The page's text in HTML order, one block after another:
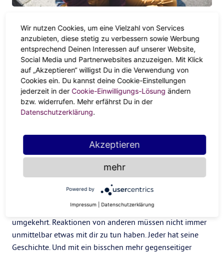
Bleib cool
Deine Lebenszeit ist viel zu kostbar, um sich über
bestimmte Menschen unnötig lange aufzuregen. Eine
gewisse Distanz, vor allem emotional, bringt dich da auf
jeden Fall weiter. Irritierende Verhaltensweisen muss man
nicht persönlich nehmen. Vielleicht kannst du manche
merkwürdigen Kommentare auch mit einer gewissen Prise
Kenne deine Trigger
Jeder hat Schwachstellen. Und die sind nicht immer klar
ersichtlich. Bestimmt gibt es bei dir auch einige Trigger, auf
die du besonders empfindlich reagierst. Sich über Auslöser
klar zu werden, die andere vielleicht gar nicht so gemeint
haben, kann jetzt weiterbringen. Genauso ist es
umgekehrt. Reaktionen von anderen müssen nicht immer
unmittelbar etwas mit dir zu tun haben. Jeder hat seine
Geschichte. Und mit ein bisschen mehr gegenseitiger
Wir nutzen Cookies, um eine Vielzahl von Services
anzubieten, diese stetig zu verbessern sowie Werbung
entsprechend Deinen Interessen auf unserer Website,
Social Media und Partnerwebsites anzuzeigen. Mit Klick
auf „Akzeptieren“ willigst Du in die Verwendung von
Cookies ein. Du kannst deine Cookie-Einstellungen
jederzeit in der Cookie-Einwilligungs-Lösung ändern
bzw. widerrufen. Mehr erfährst Du in der
Datenschutzerklärung.
Akzeptieren
mehr
Powered by
Impressum Datenschutzerklärung